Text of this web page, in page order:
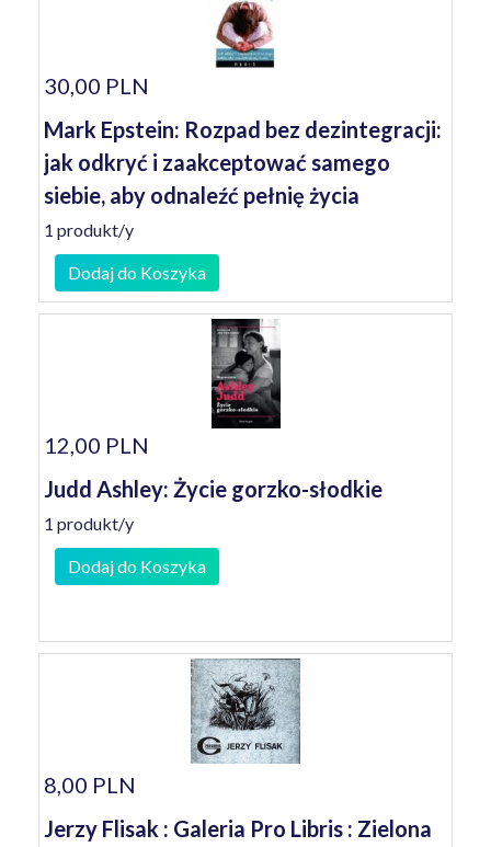
30,00 PLN
Mark Epstein: Rozpad bez dezintegracji:
jak odkryć i zaakceptować samego
siebie, aby odnaleźć pełnię życia
1 produkt/y
Dodaj do Koszyka
12,00 PLN
Judd Ashley: Życie gorzko-słodkie
1 produkt/y
Dodaj do Koszyka
8,00 PLN
Jerzy Flisak : Galeria Pro Libris : Zielona